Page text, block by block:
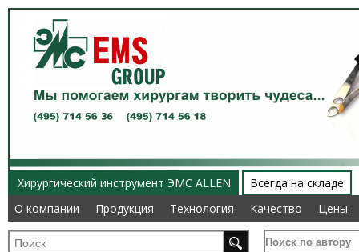
Хирургический инструмент ЭМС ALLEN
О компании
Продукция Технология Качество Цены
Всегда на складе
О компании
Продукция Технология Качество Цены
Поиск по автору